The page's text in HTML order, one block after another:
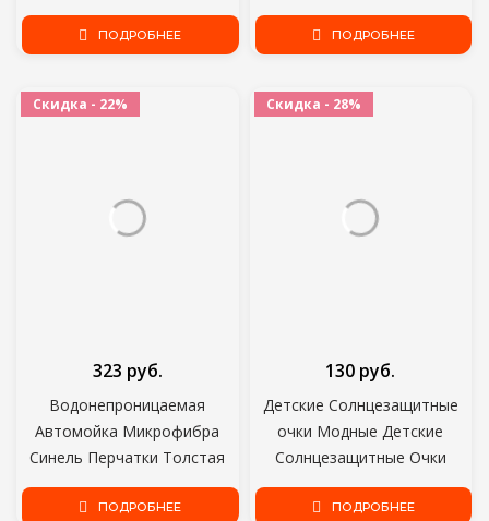
Устойчивая К Царапинам
Крышка Авто Ручка
Аксессуары Для Укладки
Волос
ПОДРОБНЕЕ
Полировка Воском Губка
Шерсть Колесо
Автомобиля Полировщик
Дрель Адаптер
ПОДРОБНЕЕ
Скидка - 22%
Водонепроницаемая
Автомойка Микрофибра
Синель Перчатки Толстая
Чистка Автомобиля
Рукавица Воск Детализация
323 руб.
ПОДРОБНЕЕ
Скидка - 28%
Детские Солнцезащитные
очки Модные Детские
Солнцезащитные Очки
Модные Девушки Мальчики
Милый Мультфильм
130 руб.
ПОДРОБНЕЕ